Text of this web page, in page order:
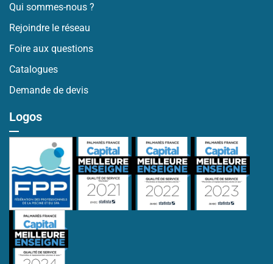
Qui sommes-nous ?
Rejoindre le réseau
Foire aux questions
Catalogues
Demande de devis
Logos